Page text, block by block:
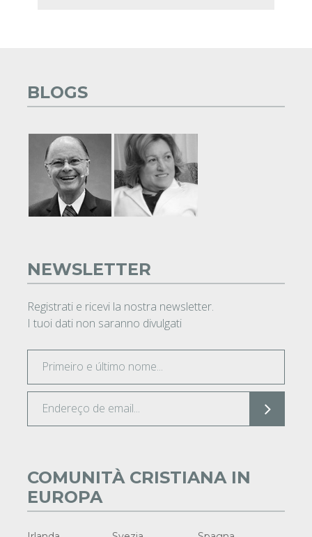
BLOGS
NEWSLETTER
Registrati e ricevi la nostra newsletter.
I tuoi dati non saranno divulgati
COMUNITÀ CRISTIANA IN
EUROPA